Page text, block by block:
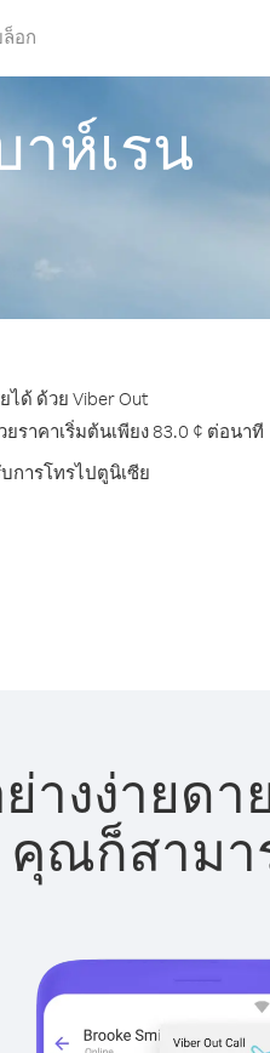
ล็อก
าห์เรน
ด้ ด้วย Viber Out
าคาเริ่มต้นเพียง 83.0 ¢ ต่อนาที
การโทรไปตูนิเซีย
างง่ายดา
คุณก็สามา